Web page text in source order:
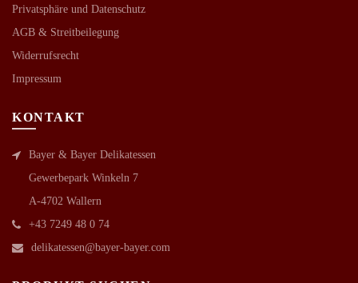
Privatsphäre und Datenschutz
AGB & Streitbeilegung
Widerrufsrecht
Impressum
KONTAKT
Bayer & Bayer Delikatessen
Gewerbepark Winkeln 7
A-4702 Wallern
+43 7249 48 0 74
delikatessen@bayer-bayer.com